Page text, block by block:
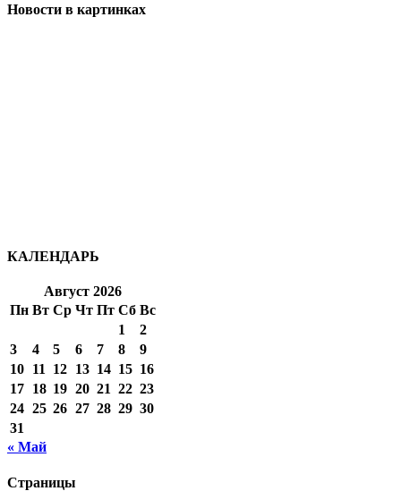
Новости в картинках
КАЛЕНДАРЬ
Август 2026
Пн Вт Ср Чт Пт Сб Вс
1
2
3
4 5 6 7 8
9
10 11 12 13 14 15 16
17 18 19 20 21 22 23
24 25 26 27 28 29 30
31
« Май
Страницы